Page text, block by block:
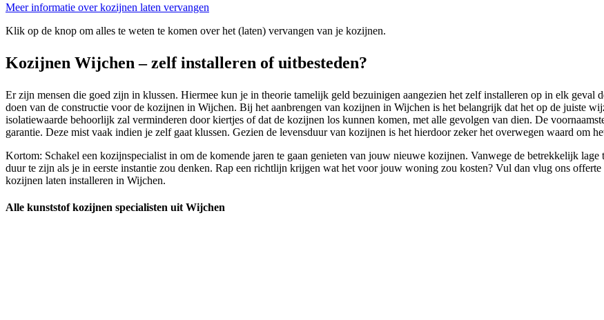
Meer informatie over kozijnen laten vervangen
Klik op de knop om alles te weten te komen over het (laten) vervangen van je kozijnen.
Kozijnen Wijchen – zelf installeren of uitbesteden?
Er zijn mensen die goed zijn in klussen. Hiermee kun je in theorie tamelijk geld bezuinigen aangezien het zelf installeren op in elk
doen van de constructie voor de kozijnen in Wijchen. Bij het aanbrengen van kozijnen in Wijchen is het belangrijk dat het op de juiste
isolatiewaarde behoorlijk zal verminderen door kiertjes of dat de kozijnen los kunnen komen, met alle gevolgen van dien. De
garantie. Deze mist vaak indien je zelf gaat klussen. Gezien de levensduur van kozijnen is het hierdoor zeker het overwegen waard om
Kortom: Schakel een kozijnspecialist in om de komende jaren te gaan genieten van jouw nieuwe kozijnen. Vanwege de betrekkelijk
duur te zijn als je in eerste instantie zou denken. Rap een richtlijn krijgen wat het voor jouw woning zou kosten? Vul dan vlug ons
kozijnen laten installeren in Wijchen.
Alle kunststof kozijnen specialisten uit Wijchen